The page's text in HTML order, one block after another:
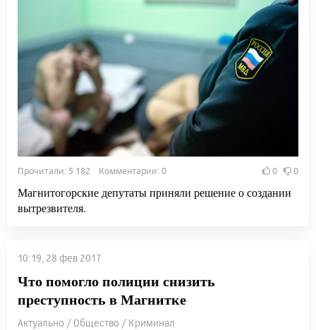
Прочитали: 5 182 Комментарии: 0 0 0
Магнитогорские депутаты приняли решение о создании
вытрезвителя.
10:19, 28 фев 2017
Что помогло полиции снизить
преступность в Магнитке
Актуально / Общество / Криминал